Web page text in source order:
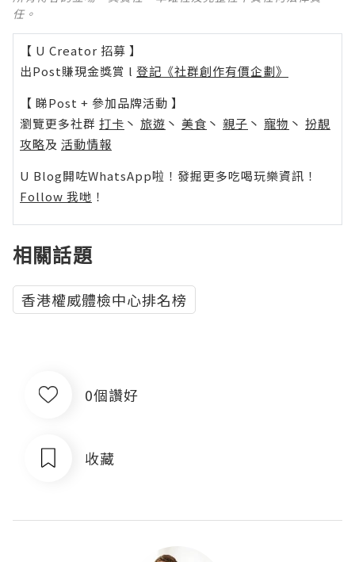
任。
【 U Creator 招募 】
出Post賺現金獎賞 l 登記《社群創作有價企劃》
【 睇Post + 參加品牌活動 】
瀏覽更多社群 打卡 丶 旅遊 丶 美食 丶 親子 丶 寵物 丶 扮靚
攻略及 活動情報
U Blog開咗WhatsApp啦！發掘更多吃喝玩樂資訊！
Follow 我哋 ！
相關話題
香港權威體檢中心排名榜
0個讚好
收藏